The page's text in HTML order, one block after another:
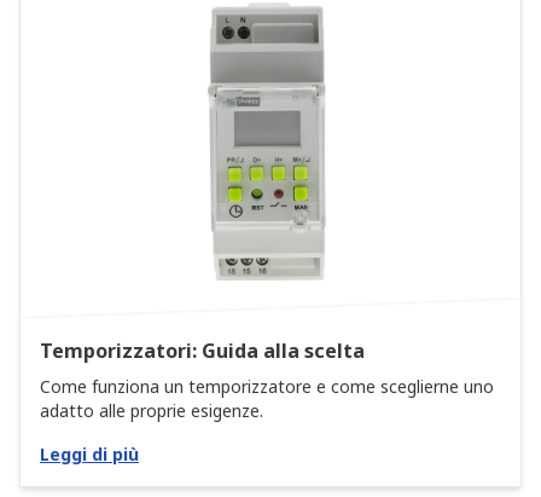
Temporizzatori: Guida alla scelta
Come funziona un temporizzatore e come sceglierne uno
adatto alle proprie esigenze.
Leggi di più